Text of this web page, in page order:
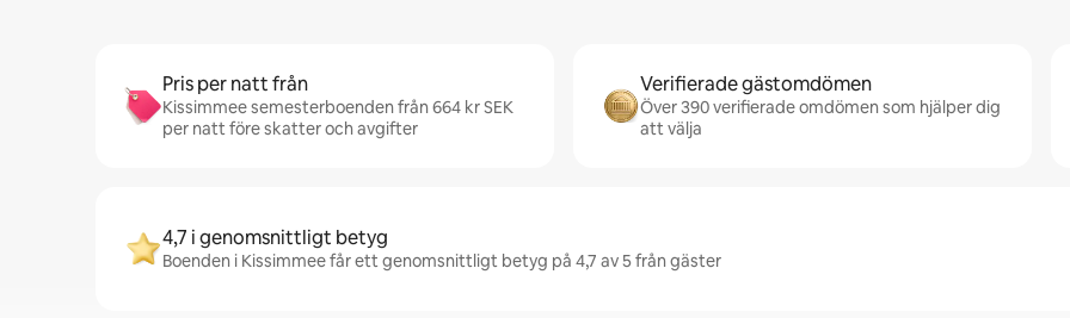
Pris per natt från
Kissimmee semesterboenden från 664 kr SEK
per natt före skatter och avgifter
Verifierade gästomdömen
Över 390 verifierade omdömen som hjälper dig
att välja
4,7 i genomsnittligt betyg
Boenden i Kissimmee får ett genomsnittligt betyg på 4,7 av 5 från gäster